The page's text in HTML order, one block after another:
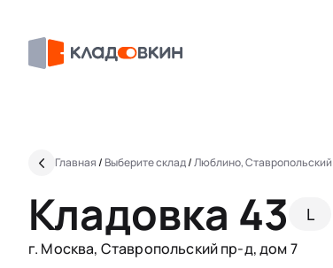
Главная/ Выберите склад/Люблино, Ставропольский
Кладовка 43 L
г. Москва, Ставропольский пр-д, дом 7